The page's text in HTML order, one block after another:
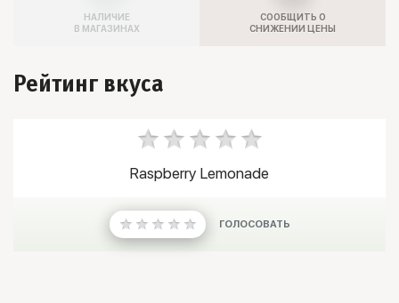
НАЛИЧИЕ
В МАГАЗИНАХ
СООБЩИТЬ О
СНИЖЕНИИ ЦЕНЫ
Рейтинг вкуса
Raspberry Lemonade
ГОЛОСОВАТЬ